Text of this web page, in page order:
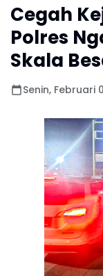
Cegah
Polres
Skala
Senin, Februari